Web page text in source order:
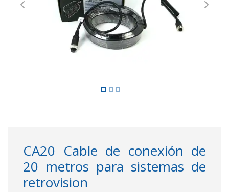
Previous Next
CA20 Cable de conexión de
20 metros para sistemas de
retrovision